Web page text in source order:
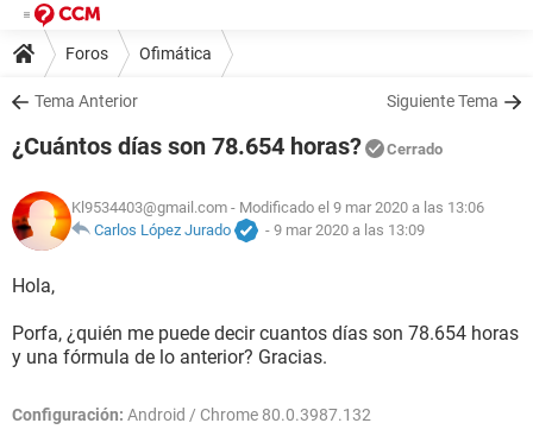
Foros Ofimática
Tema Anterior Siguiente Tema
¿Cuántos días son 78.654 horas? Cerrado
Kl9534403@gmail.com - Modificado el 9 mar 2020 a las 13:06
Carlos López Jurado
- 9 mar 2020 a las 13:09
Hola,
Porfa, ¿quién me puede decir cuantos días son 78.654 horas
y una fórmula de lo anterior? Gracias.
Configuración: Android / Chrome 80.0.3987.132